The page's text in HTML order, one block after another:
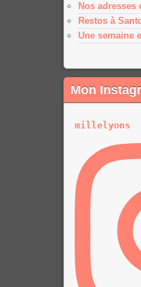
Nos adresses
Restos à
Une semaine
Mon
millelyons